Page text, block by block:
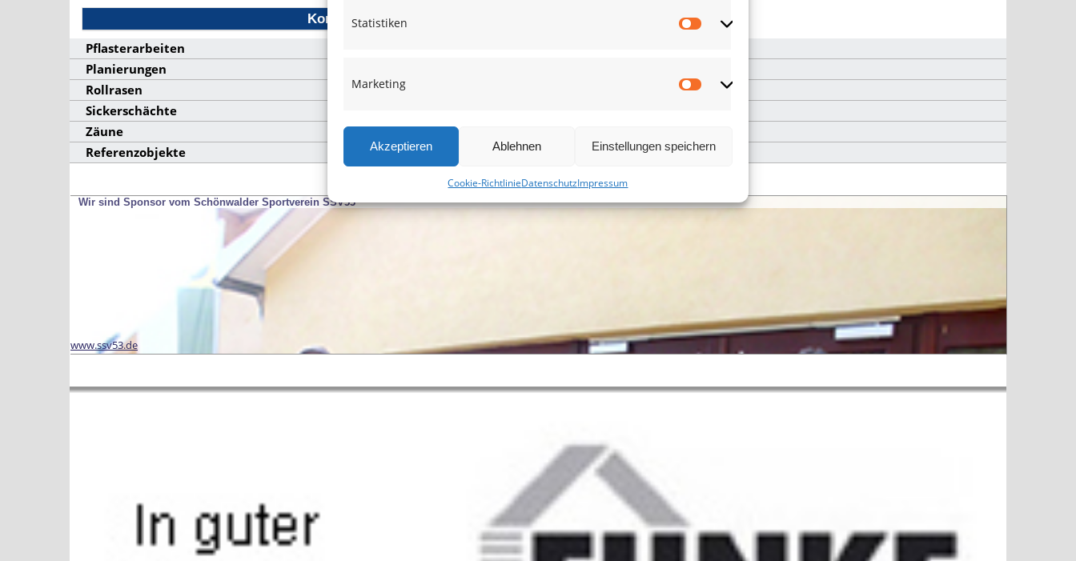
Statistiken Statistiken
Marketing Marketing
Akzeptieren Ablehnen Einstellungen speichern
Cookie-RichtlinieDatenschutzImpressum
Pflasterarbeiten
Planierungen
Rollrasen
Sickerschächte
Zäune
Referenzobjekte
Wir sind Sponsor vom Schönwalder Sportverein SSV53
www.ssv53.de